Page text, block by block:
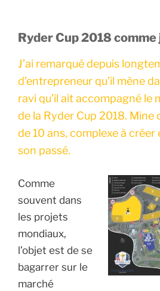
Ryder Cup 2018 comme
J’ai remarqué depuis
d’entrepreneur qu’il mène
ravi qu’il ait accompagné le
de la Ryder Cup 2018. Mine
de 10 ans, complexe à créer
son passé.
Comme
souvent dans
les projets
mondiaux,
l’objet est de se
bagarrer sur le
marché